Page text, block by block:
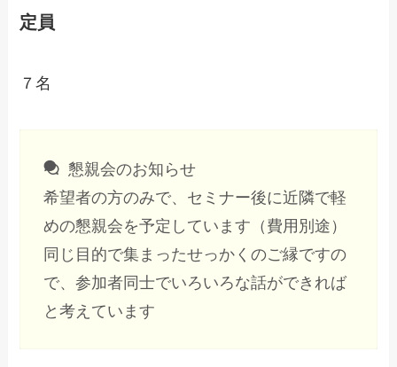
定員
７名
懇親会のお知らせ
希望者の方のみで、セミナー後に近隣で軽
めの懇親会を予定しています（費用別途）
同じ目的で集まったせっかくのご縁ですの
で、参加者同士でいろいろな話ができれば
と考えています